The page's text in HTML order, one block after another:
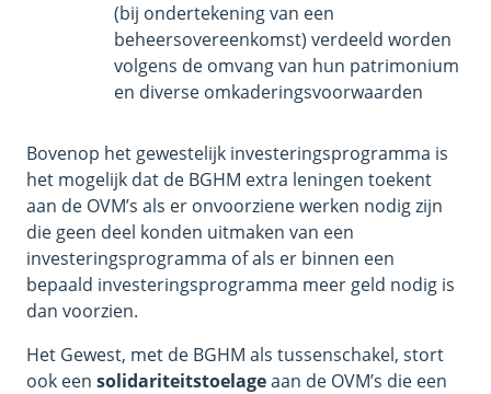
(bij ondertekening van een
beheersovereenkomst) verdeeld worden
volgens de omvang van hun patrimonium
en diverse omkaderingsvoorwaarden
Bovenop het gewestelijk investeringsprogramma is
het mogelijk dat de BGHM extra leningen toekent
aan de OVM’s als er onvoorziene werken nodig zijn
die geen deel konden uitmaken van een
investeringsprogramma of als er binnen een
bepaald investeringsprogramma meer geld nodig is
dan voorzien.
Het Gewest, met de BGHM als tussenschakel, stort
ook een solidariteitstoelageaan de OVM’s die een